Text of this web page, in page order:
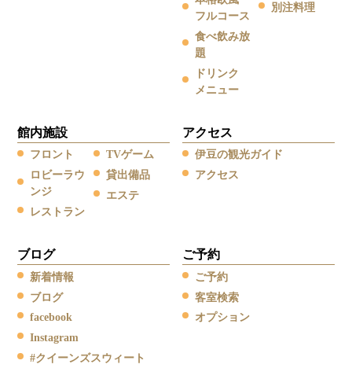
フルコース
食べ飲み放
題
ドリンク
メニュー
別注料理
館内施設
フロント
ロビーラウ
ンジ
レストラン
TVゲーム
貸出備品
エステ
アクセス
伊豆の観光ガイド
アクセス
ブログ
新着情報
ブログ
facebook
Instagram
#クイーンズスウィート
ご予約
ご予約
客室検索
オプション